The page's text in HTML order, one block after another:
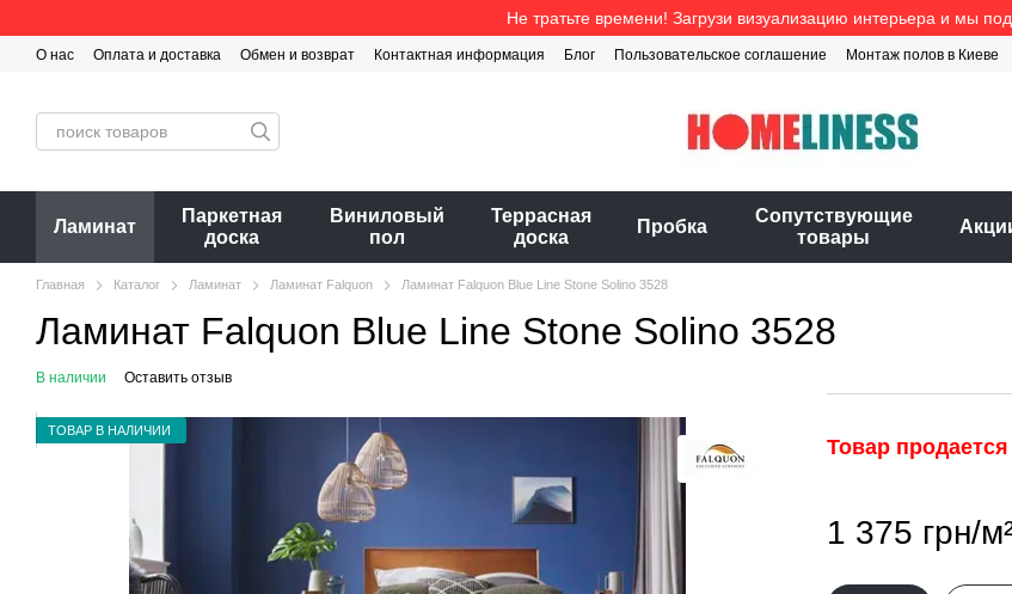
Не тратьте времени! Загрузи визуализацию интерьера и мы
О нас Оплата и доставка Обмен и возврат Контактная информация Блог Пользовательское соглашение Монтаж полов в Киеве
Ламинат
Паркетная
доска
Виниловый
пол
Террасная
доска
Пробка
Cопутствующие
товары
Главная Каталог Ламинат Ламинат Falquon Ламинат Falquon Blue Line Stone Solino 3528
Ламинат Falquon Blue Line Stone Solino 3528
В наличии Оставить отзыв
ТОВАР В НАЛИЧИИ
Товар
1 375 грн/